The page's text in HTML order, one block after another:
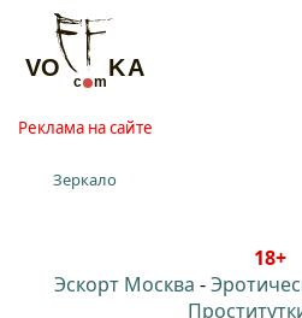
Реклама на сайте
Зеркало
18+
Эскорт Москва -